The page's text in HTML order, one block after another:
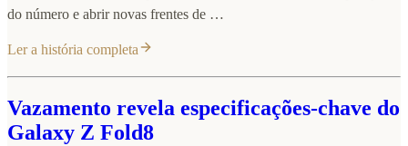
do número e abrir novas frentes de …
Ler a história completa
Vazamento revela especificações-chave do
Galaxy Z Fold8